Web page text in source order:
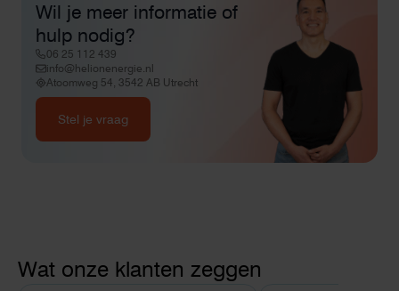
Wil je meer informatie of
hulp nodig?
06 25 112 439
info@helionenergie.nl
Atoomweg 54, 3542 AB Utrecht
Stel je vraag
Wat onze klanten zeggen